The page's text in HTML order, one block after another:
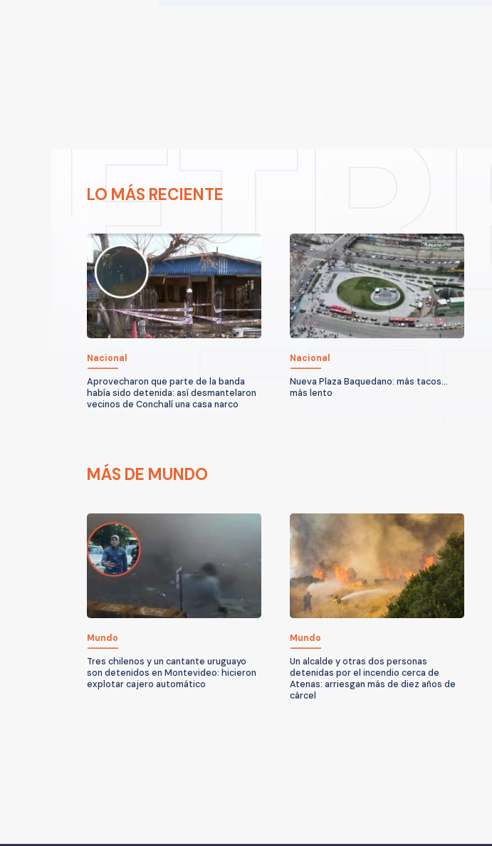
LO MÁS RECIENTE
Nacional
Aprovecharon que parte de la banda
había sido detenida: así desmantelaron
vecinos de Conchalí una casa narco
Nacional
Nueva Plaza Baquedano: más tacos...
más lento
MÁS DE MUNDO
Mundo
Tres chilenos y un cantante uruguayo
son detenidos en Montevideo: hicieron
explotar cajero automático
Mundo
Un alcalde y otras dos personas
detenidas por el incendio cerca de
Atenas: arriesgan más de diez años de
cárcel